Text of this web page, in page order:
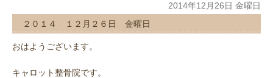
2014年12月26日 金曜日
２０１４ １２月２６日 金曜日
おはようございます。
キャロット整骨院です。